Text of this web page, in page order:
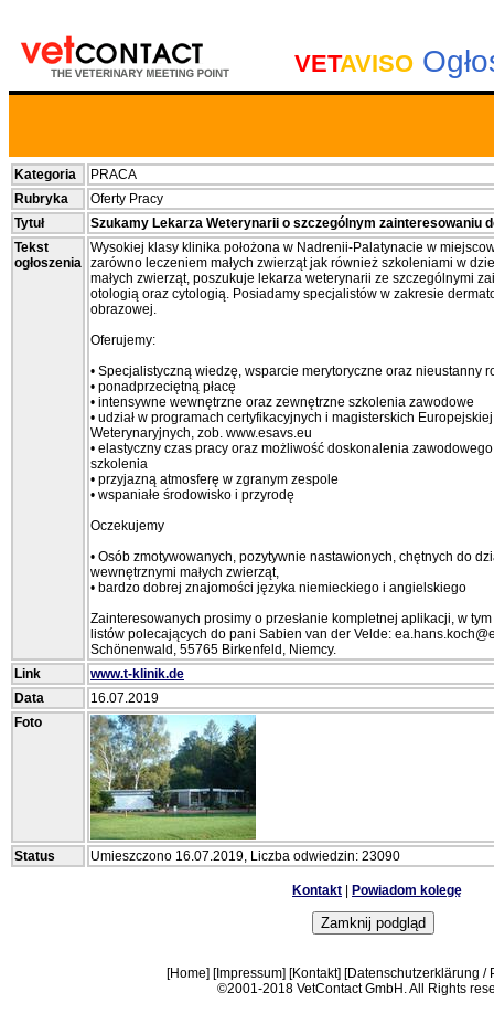
VETAVISO
Kategoria
PRACA
Rubryka
Oferty Pracy
Tytuł
Szukamy Lekarza Weterynarii o szczególnym zainteresowaniu
Tekst
ogłoszenia
Wysokiej klasy klinika położona w Nadrenii-Palatynacie w
zarówno leczeniem małych zwierząt jak również szkoleniami w
małych zwierząt, poszukuje lekarza weterynarii ze szczególnymi
otologią oraz cytologią. Posiadamy specjalistów w zakresie
obrazowej.
Oferujemy:
• Specjalistyczną wiedzę, wsparcie merytoryczne oraz nieustanny
• ponadprzeciętną płacę
• intensywne wewnętrzne oraz zewnętrzne szkolenia zawodowe
• udział w programach certyfikacyjnych i magisterskich
Weterynaryjnych, zob. www.esavs.eu
• elastyczny czas pracy oraz możliwość doskonalenia
szkolenia
• przyjazną atmosferę w zgranym zespole
• wspaniałe środowisko i przyrodę
Oczekujemy
• Osób zmotywowanych, pozytywnie nastawionych, chętnych do
wewnętrznymi małych zwierząt,
• bardzo dobrej znajomości języka niemieckiego i angielskiego
Zainteresowanych prosimy o przesłanie kompletnej aplikacji, w
listów polecających do pani Sabien van der Velde:
Schönenwald, 55765 Birkenfeld, Niemcy.
Link
www.t-klinik.de
Data
16.07.2019
Foto
Status Umieszczono 16.07.2019, Liczba odwiedzin: 23090
Kontakt Powiadom kolegę
[Home] [Impressum] [Kontakt] [Datenschutzerklärung /
©2001-2018 VetContact GmbH. All Rights